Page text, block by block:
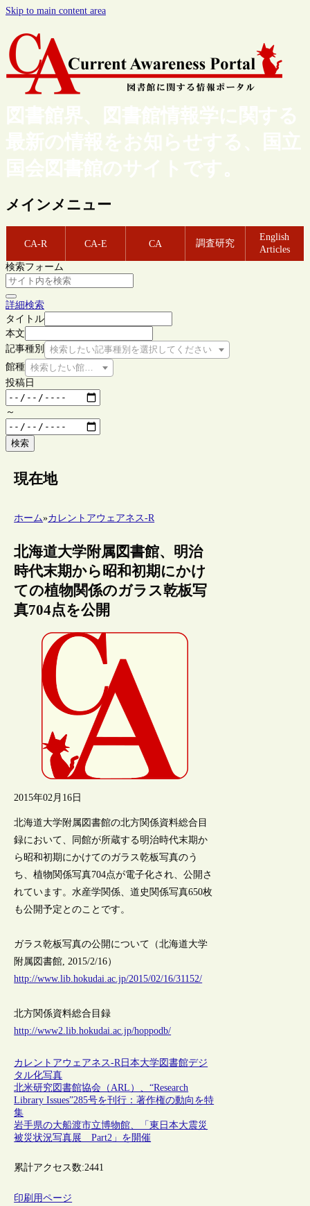
Skip to main content area
図書館界、図書館情報学に関する
最新の情報をお知らせする、国立
国会図書館のサイトです。
メインメニュー
CA-R CA-E CA 調査研究
English
Articles
検索フォーム
詳細検索
タイトル
本文
記事種別
検索したい記事種別を選択してください
館種 検索したい館種を選択してください
投稿日
～
検索
現在地
ホーム»カレントアウェアネス-R
北海道大学附属図書館、明治
時代末期から昭和初期にかけ
ての植物関係のガラス乾板写
真704点を公開
2015年02月16日
北海道大学附属図書館の北方関係資料総合目
録において、同館が所蔵する明治時代末期か
ら昭和初期にかけてのガラス乾板写真のう
ち、植物関係写真704点が電子化され、公開さ
れています。水産学関係、道史関係写真650枚
も公開予定とのことです。
ガラス乾板写真の公開について（北海道大学
附属図書館, 2015/2/16）
http://www.lib.hokudai.ac.jp/2015/02/16/31152/
北方関係資料総合目録
http://www2.lib.hokudai.ac.jp/hoppodb/
カレントアウェアネス-R日本大学図書館デジ
タル化写真
北米研究図書館協会（ARL）、“Research
Library Issues”285号を刊行：著作権の動向を特
集
岩手県の大船渡市立博物館、「東日本大震災
被災状況写真展 Part2」を開催
累計アクセス数:2441
印刷用ページ